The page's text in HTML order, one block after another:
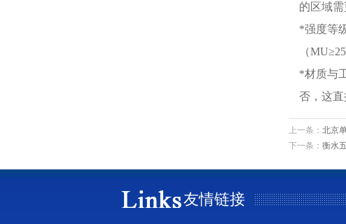
的区域
*强度等
（
*材质与
否，这直
上一条： 北京
下一条： 衡水
友情链接